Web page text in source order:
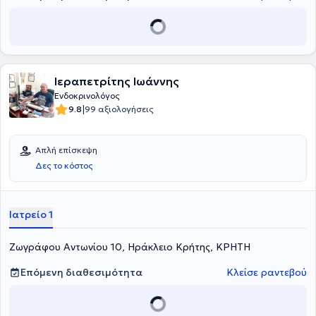
Ιεραπετρίτης Ιωάννης
Ενδοκρινολόγος
9.8|99 αξιολογήσεις
Απλή επίσκεψη
Δες το κόστος
Ιατρείο 1
Ζωγράφου Αντωνίου 10, Ηράκλειο Κρήτης, ΚΡΗΤΗ
Επόμενη διαθεσιμότητα
Κλείσε ραντεβού